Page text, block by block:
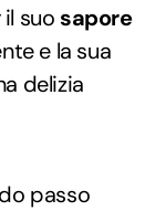
suo sapore
e la sua
delizia
passo